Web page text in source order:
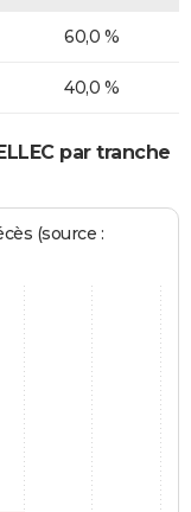
60,0 %
40,0 %
par tranche
(source :